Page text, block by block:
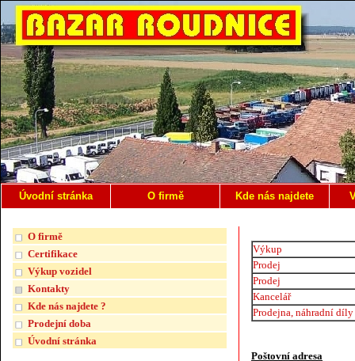
Úvodní stránka O firmě Kde nás najdete
O firmě
Certifikace
Výkup vozidel
Kontakty
Kde nás najdete ?
Prodejní doba
Úvodní stránka
Výkup
Prodej
Prodej
Kancelář
Prodejna, náhradní díly
Poštovní adresa